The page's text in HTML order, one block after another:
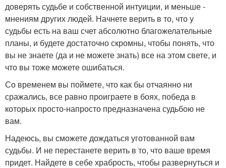
доверять судьбе и собственной интуиции, и меньше -
мнениям других людей. Начнете верить в то, что у
судьбы есть на ваш счет абсолютно благожелательные
планы, и будете достаточно скромны, чтобы понять, что
вы не знаете (да и не можете знать) все на этом свете, и
что вы тоже можете ошибаться.
Со временем вы поймете, что как бы отчаянно ни
сражались, все равно проиграете в боях, победа в
которых просто-напросто предназначена судьбою не
вам.
Надеюсь, вы сможете дождаться уготованной вам
судьбы. И не перестанете верить в то, что ваше время
придет. Найдете в себе храбрость, чтобы развернуться и